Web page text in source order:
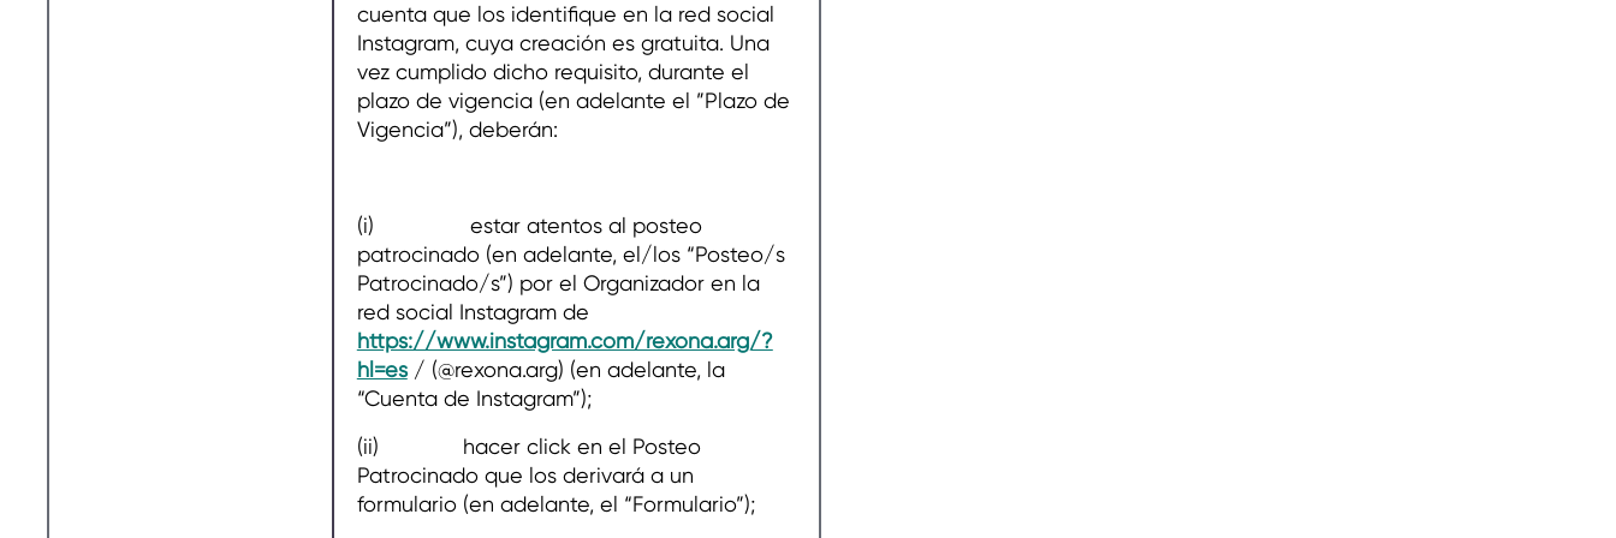
cuenta que los identifique en la red social
Instagram, cuya creación es gratuita. Una
vez cumplido dicho requisito, durante el
plazo de vigencia (en adelante el ”Plazo de
Vigencia”), deberán:
(i) estar atentos al posteo
patrocinado (en adelante, el/los “Posteo/s
Patrocinado/s”) por el Organizador en la
red social Instagram de
https://www.instagram.com/rexona.arg/?
hl=es/ (@rexona.arg) (en adelante, la
“Cuenta de Instagram”);
(ii) hacer click en el Posteo
Patrocinado que los derivará a un
formulario (en adelante, el “Formulario”);